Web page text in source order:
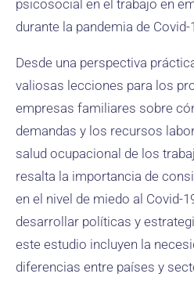
psicosocial en el trabajo en
durante la pandemia de Covid-
Desde una perspectiva
valiosas lecciones para los
empresas familiares sobre
demandas y los recursos
salud ocupacional de los
resalta la importancia de
en el nivel de miedo al Covid-
desarrollar políticas y
este estudio incluyen la
diferencias entre países y